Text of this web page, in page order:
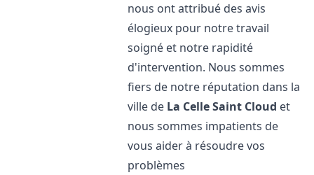
nous ont attribué des avis
élogieux pour notre travail
soigné et notre rapidité
d'intervention. Nous sommes
fiers de notre réputation dans la
ville de La Celle Saint Cloud et
nous sommes impatients de
vous aider à résoudre vos
problèmes